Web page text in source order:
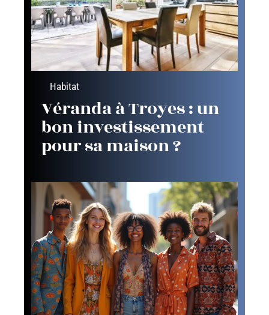
Habitat
Véranda à Troyes : un
bon investissement
pour sa maison ?